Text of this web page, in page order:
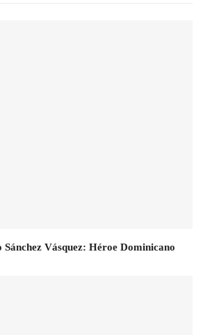
Vásquez: Héroe Dominicano